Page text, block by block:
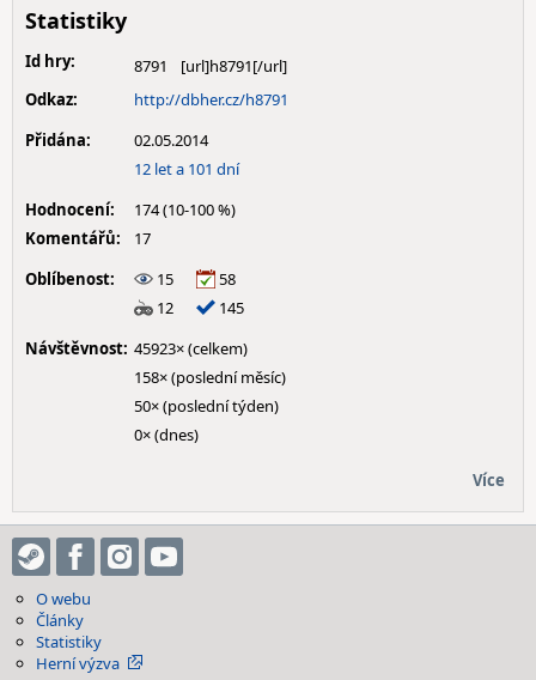
Statistiky
Id hry:
8791
Odkaz:
http://dbher.cz/h8791
Přidána:
02.05.2014
12 let a 101 dní
Hodnocení:
174 (10-100 %)
Komentářů:
17
Oblíbenost:
15
58
12
145
Návštěvnost: 45923× (celkem)
158× (poslední měsíc)
50× (poslední týden)
0× (dnes)
Více
O webu
Články
Statistiky
Herní výzva